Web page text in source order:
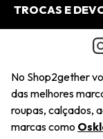
Journal
Saiu na Mídia
Sustentabilidade
Regulamento e
Minha Conta
Pedido de
Wishlist
TROCAS E
Condições Gerais
Troca Fácil
Restituição de
No Shop2gether
das melhores
roupas, calçados,
marcas como